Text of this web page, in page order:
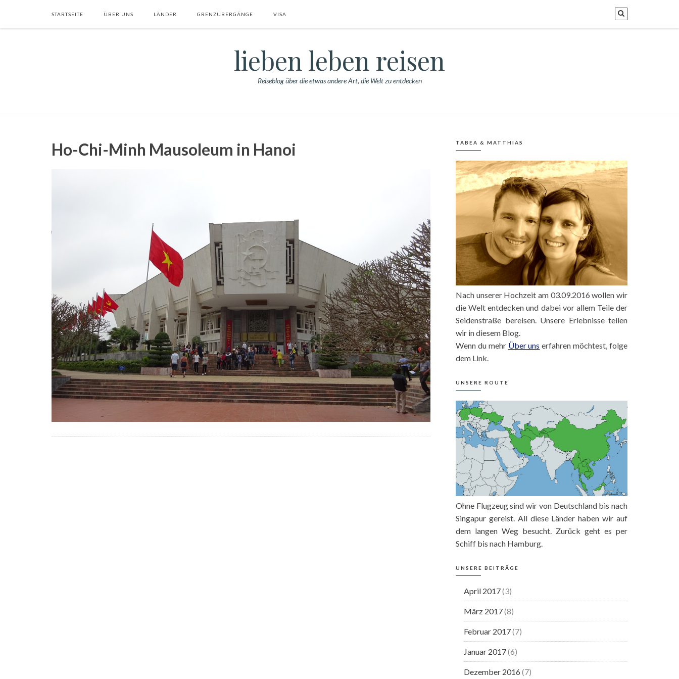
STARTSEITE ÜBER UNS LÄNDER GRENZÜBERGÄNGE VISA
lieben leben reisen
Reiseblog über die etwas andere Art, die Welt zu entdecken
Ho-Chi-Minh Mausoleum in Hanoi TABEA & MATTHIAS
Nach unserer Hochzeit am 03.09.2016 wollen wir
die Welt entdecken und dabei vor allem Teile der
Seidenstraße bereisen. Unsere Erlebnisse teilen
wir in diesem Blog.
Wenn du mehr Über uns erfahren möchtest, folge
dem Link.
UNSERE ROUTE
Ohne Flugzeug sind wir von Deutschland bis nach
Singapur gereist. All diese Länder haben wir auf
dem langen Weg besucht. Zurück geht es per
Schiff bis nach Hamburg.
UNSERE BEITRÄGE
April 2017(3)
März 2017(8)
Februar 2017(7)
Januar 2017(6)
Dezember 2016 (7)